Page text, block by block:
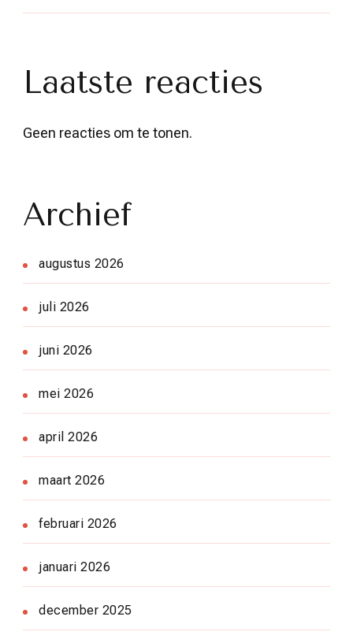
Laatste reacties
Geen reacties om te tonen.
Archief
augustus 2026
juli 2026
juni 2026
mei 2026
april 2026
maart 2026
februari 2026
januari 2026
december 2025